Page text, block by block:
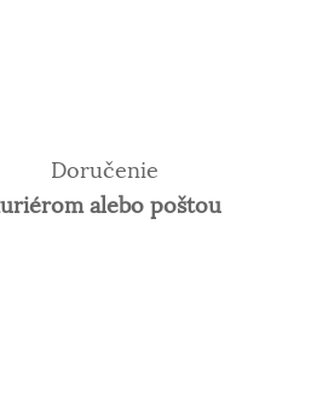
Doručenie
alebo poštou